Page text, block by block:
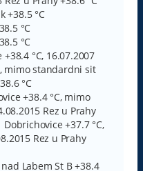
+38.5 °C
°C
°C
°C, 16.07.2007
mimo standardni sit
°C
+38.4 °C, mimo
Rez u Prahy
Dobrichovice +37.7 °C,
Rez u Prahy
Labem St B +38.4